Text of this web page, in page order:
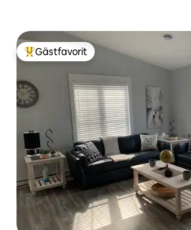
Populär gästfavorit
Gästfavorit